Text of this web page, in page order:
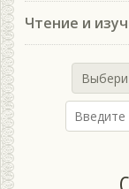
Чтение и